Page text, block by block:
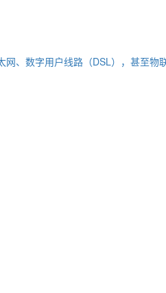
、数字用户线路（DSL），甚至